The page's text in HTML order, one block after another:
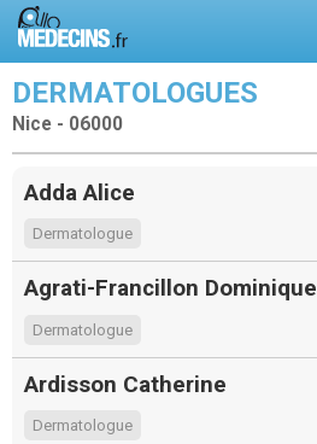
DERMATOLOGUES
Nice - 06000
Adda Alice
Dermatologue
Agrati-Francillon Dominique
Dermatologue
Ardisson Catherine
Dermatologue